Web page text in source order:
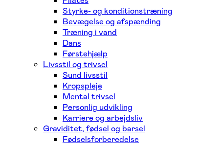
Styrke- og konditionstræning
Bevægelse og afspænding
Træning i vand
Dans
Førstehjælp
Livsstil og trivsel
Sund livsstil
Kropspleje
Mental trivsel
Personlig udvikling
Karriere og arbejdsliv
Graviditet, fødsel og barsel
Fødselsforberedelse